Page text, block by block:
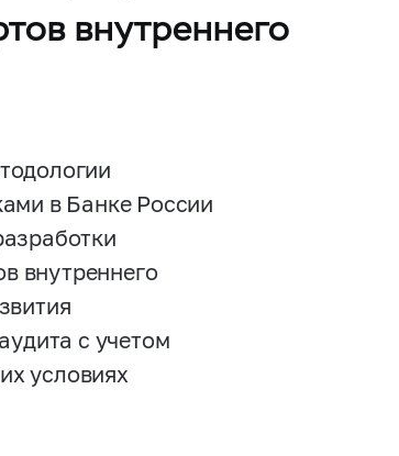
внутреннего
в Банке России
внутреннего
с учетом
условиях